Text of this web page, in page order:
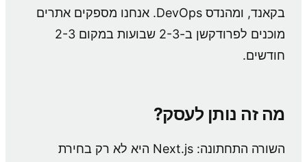
בקאנד, ומהנדס DevOps. אנחנו מספקים אתרים
מוכנים לפרודקשן ב-2-3 שבועות במקום 2-3
חודשים.
מה זה נותן לעסק?
השורה התחתונה: Next.js היא לא רק בחירת